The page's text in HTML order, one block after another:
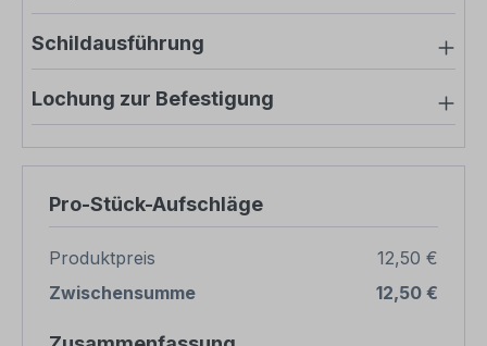
Schildausführung
Lochung zur Befestigung
Pro-Stück-Aufschläge
Produktpreis
12,50 €
Zwischensumme
12,50 €